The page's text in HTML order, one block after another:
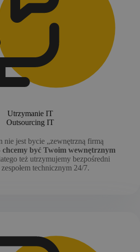
Utrzymanie IT
Outsourcing IT
nie jest bycie „zewnętrzną firmą
chcemy być Twoim wewnętrznym
też utrzymujemy bezpośredni
technicznym 24/7.